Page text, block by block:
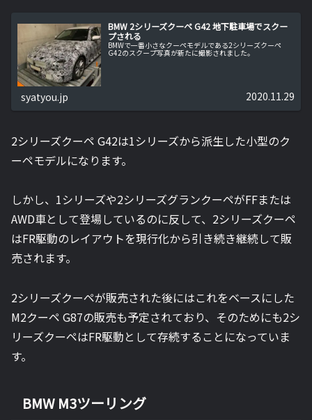
BMW 2シリーズクーペ G42 地下駐車場でスクー
プされる
BMWで一番小さなクーペモデルである2シリーズクーペ
G42のスクープ写真が新たに撮影されました。
syatyou.jp 2020.11.29
2シリーズクーペ G42は1シリーズから派生した小型のク
ーペモデルになります。
しかし、1シリーズや2シリーズグランクーペがFFまたは
AWD車として登場しているのに反して、2シリーズクーペ
はFR駆動のレイアウトを現行化から引き続き継続して販
売されます。
2シリーズクーペが販売された後にはこれをベースにした
M2クーペ G87の販売も予定されており、そのためにも2シ
リーズクーペはFR駆動として存続することになっていま
す。
BMW M3ツーリング